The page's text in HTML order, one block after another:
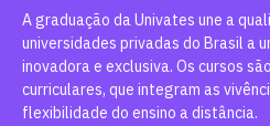
A graduação da Univates une a
universidades privadas do Brasil a
inovadora e exclusiva. Os cursos
curriculares, que integram as
flexibilidade do ensino a distância.